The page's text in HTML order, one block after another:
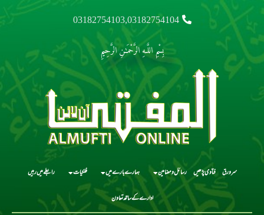
03182754103,03182754104
بِسْمِ اللَّـهِ الرَّحْمَـٰنِ الرَّحِيمِ
سرورق فتاوی پڑھیں رسائل و مضامین ہمارے بارے میں فلکیات رابطے میں رہیں
ادارے کے ساتھ تعاون